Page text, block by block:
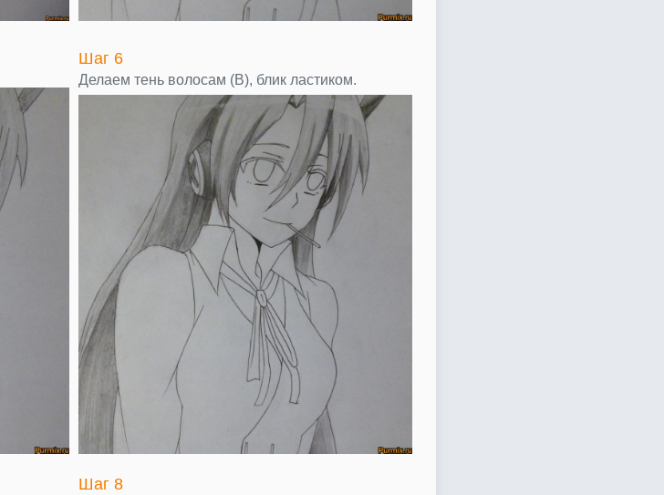
Шаг 6
Делаем тень волосам (В), блик ластиком.
Шаг 8